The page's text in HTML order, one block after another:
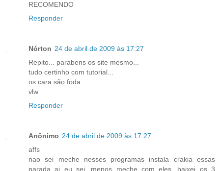
RECOMENDO
Responder
Nórton 24 de abril de 2009 às 17:27
Repito... parabens os site mesmo...
tudo certinho com tutorial...
os cara são foda
vlw
Responder
Anônimo 24 de abril de 2009 às 17:27
affs
nao sei meche nesses programas instala crakia essas
parada ai eu sei. menos meche com eles. baixei os 3